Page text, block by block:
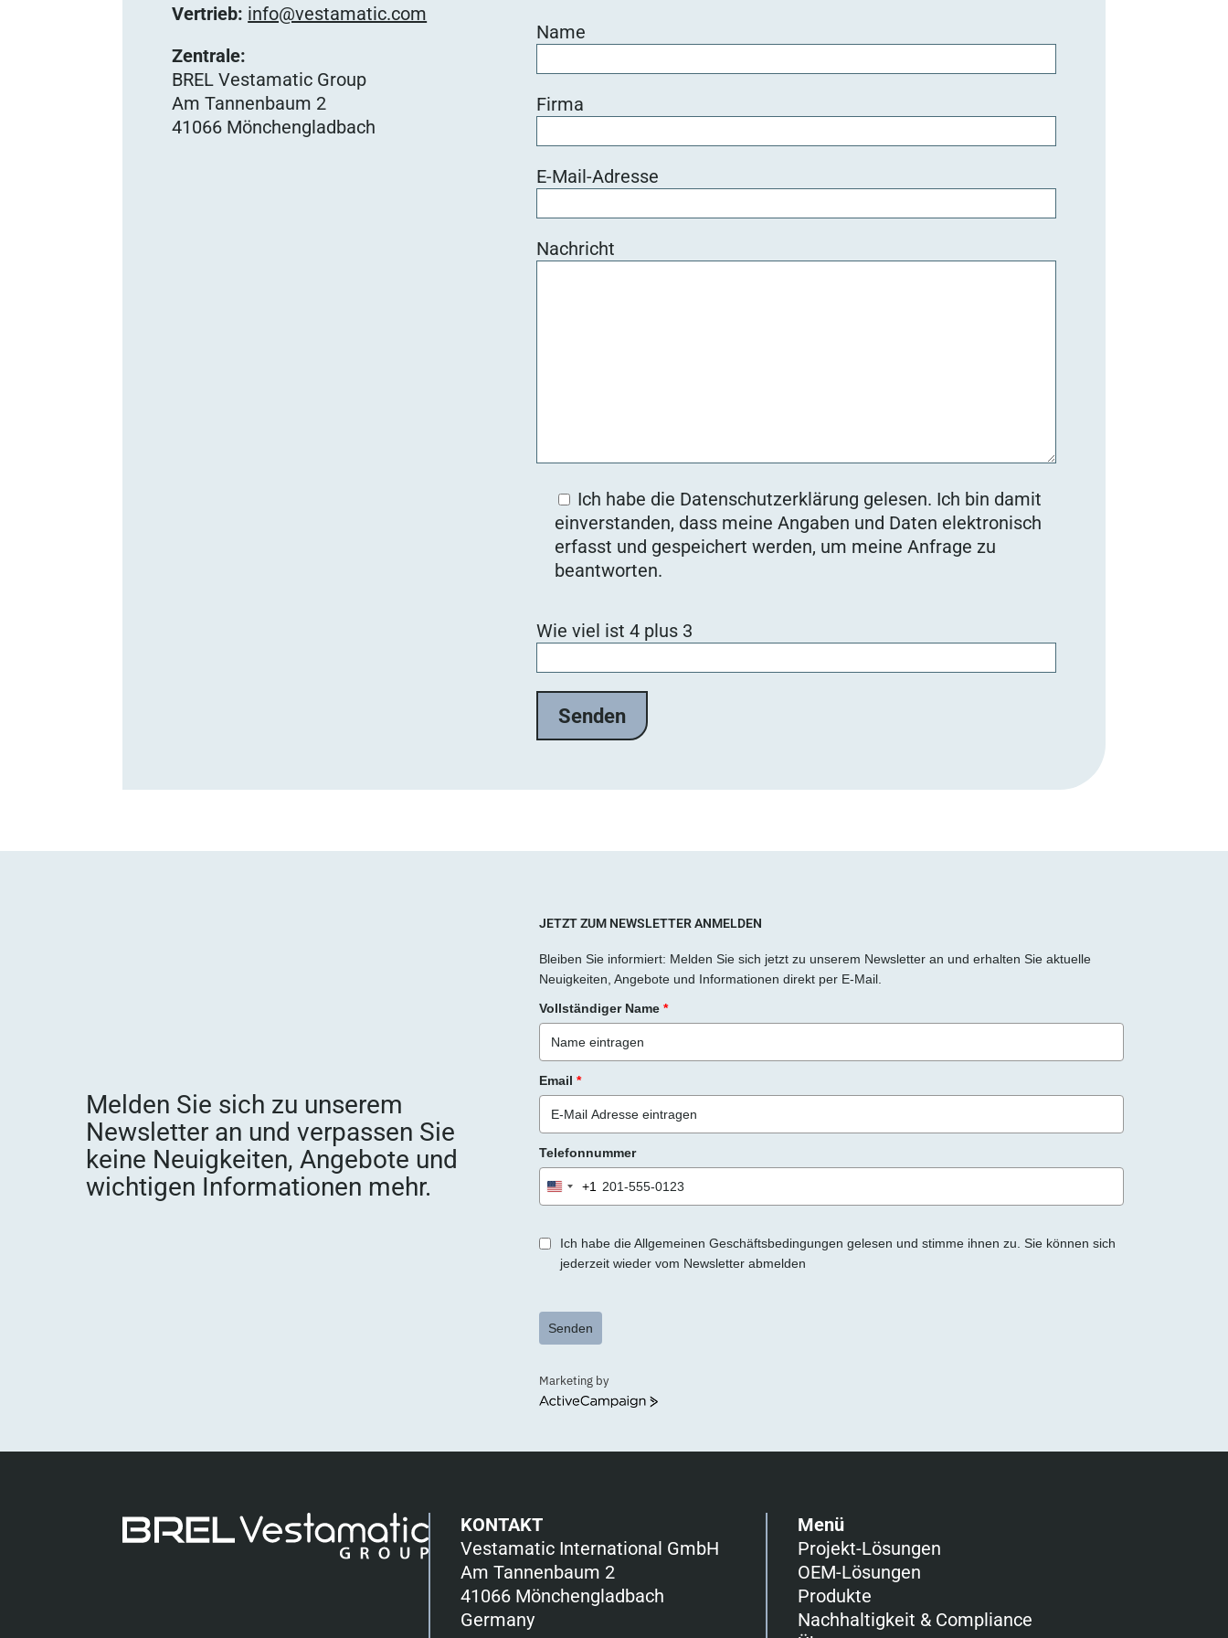
Vertrieb: info@vestamatic.com
Zentrale:
BREL Vestamatic Group
Am Tannenbaum 2
41066 Mönchengladbach
Name
Firma
E-Mail-Adresse
Nachricht
Ich habe die Datenschutzerklärung gelesen. Ich bin damit
einverstanden, dass meine Angaben und Daten elektronisch
erfasst und gespeichert werden, um meine Anfrage zu
beantworten.
Wie viel ist 4 plus 3
Melden Sie sich zu unserem
Newsletter an und verpassen Sie
keine Neuigkeiten, Angebote und
wichtigen Informationen mehr.
JETZT ZUM NEWSLETTER ANMELDEN
Bleiben Sie informiert: Melden Sie sich jetzt zu unserem Newsletter an und erhalten Sie aktuelle
Neuigkeiten, Angebote und Informationen direkt per E-Mail.
Vollständiger Name *
Email *
Telefonnummer
United
+1
Ich habe die Allgemeinen Geschäftsbedingungen gelesen und stimme ihnen zu. Sie können sich
jederzeit wieder vom Newsletter abmelden
Senden
Marketing by
ActiveCampaign
KONTAKT
Vestamatic International GmbH
Am Tannenbaum 2
41066 Mönchengladbach
Germany
Menü
Projekt-Lösungen
OEM-Lösungen
Produkte
Nachhaltigkeit & Compliance